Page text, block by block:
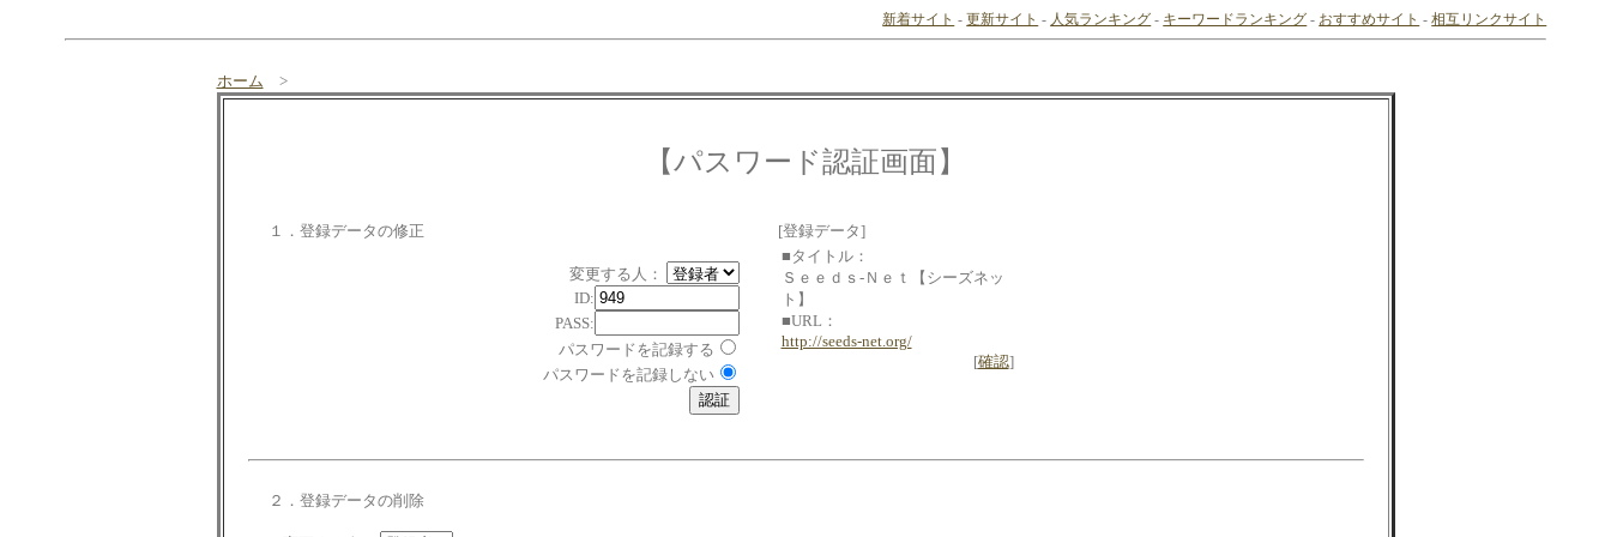
新着サイト -更新サイト - 人気ランキング - キーワードランキング - おすすめサイト -相互リンクサイト
ホーム >
【パスワード認証画面】
１．登録データの修正
変更する人：
ID:
PASS:
パスワードを記録する
パスワードを記録しない
[登録データ]
■タイトル：
Ｓｅｅｄｓ-Ｎｅｔ【シーズネッ
ト】
■URL：
http://seeds-net.org/
[確認]
２．登録データの削除